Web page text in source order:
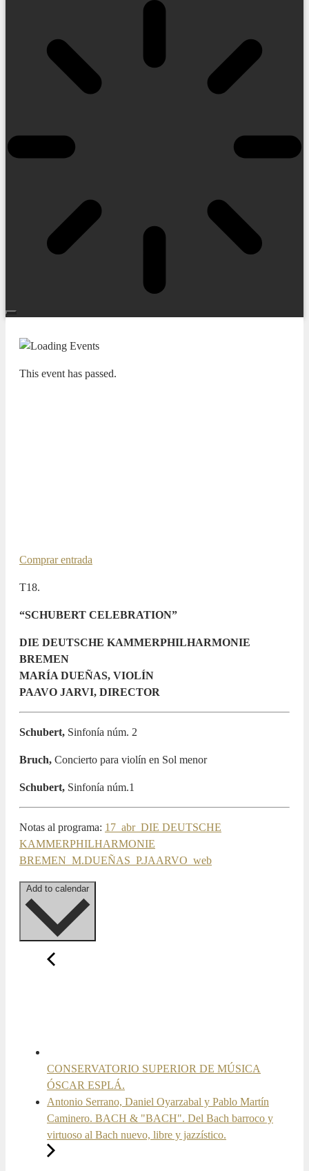
This event has passed.
Comprar entrada
T18.
“SCHUBERT CELEBRATION”
DIE DEUTSCHE KAMMERPHILHARMONIE
BREMEN
MARÍA DUEÑAS, VIOLÍN
PAAVO JARVI, DIRECTOR
Schubert, Sinfonía núm. 2
Bruch, Concierto para violín en Sol menor
Schubert, Sinfonía núm.1
Notas al programa: 17_abr_DIE DEUTSCHE
KAMMERPHILHARMONIE
BREMEN_M.DUEÑAS_P.JAARVO_web
CONSERVATORIO SUPERIOR DE MÚSICA
ÓSCAR ESPLÁ.
Antonio Serrano, Daniel Oyarzabal y Pablo Martín
Caminero. BACH & "BACH". Del Bach barroco y
virtuoso al Bach nuevo, libre y jazzístico.